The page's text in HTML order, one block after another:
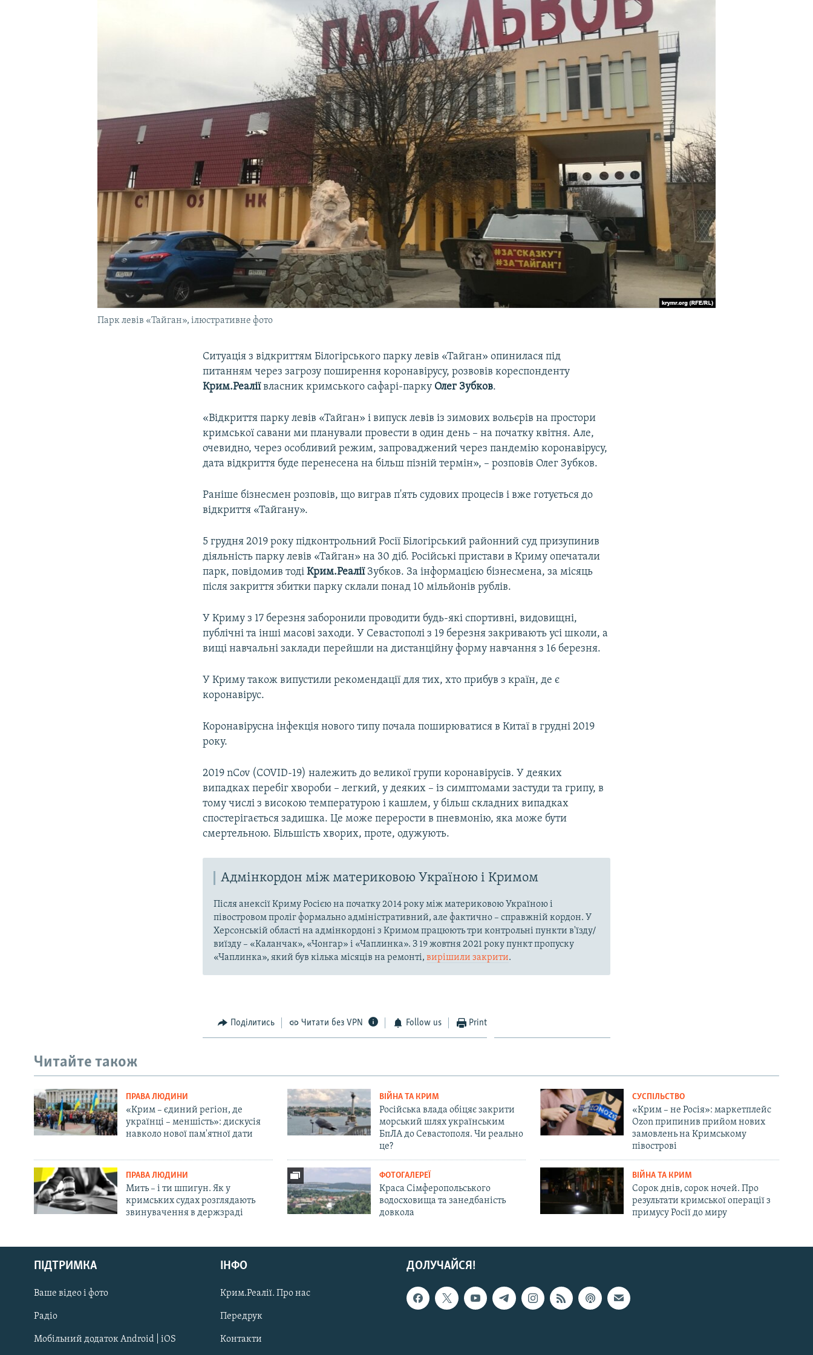
Русский
Qırımtatar
ДОЛУЧАЙСЯ!
Парк левів «Тайган», ілюстративне фото
Ситуація з відкриттям Білогірського парку левів «Тайган» опинилася під
питанням через загрозу поширення коронавірусу, розвовів кореспонденту
Крим.Реаліївласник кримського сафарі-парку Олег Зубков.
«Відкриття парку левів «Тайган» і випуск левів із зимових вольєрів на простори
кримської савани ми планували провести в один день – на початку квітня. Але,
очевидно, через особливий режим, запроваджений через пандемію коронавірусу,
дата відкриття буде перенесена на більш пізній термін», – розповів Олег Зубков.
Раніше бізнесмен розповів, що виграв п'ять судових процесів і вже готується до
відкриття «Тайгану».
5 грудня 2019 року підконтрольний Росії Білогірський районний суд призупинив
діяльність парку левів «Тайган» на 30 діб. Російські пристави в Криму опечатали
парк, повідомив тодіКрим.РеаліїЗубков. За інформацією бізнесмена, за місяць
після закриття збитки парку склали понад 10 мільйонів рублів.
У Криму з 17 березня заборонили проводити будь-які спортивні, видовищні,
публічні та інші масові заходи. У Севастополі з 19 березня закривають усі школи, а
вищі навчальні заклади перейшли на дистанційну форму навчання з 16 березня.
У Криму також випустили рекомендації для тих, хто прибув з країн, де є
коронавірус.
Коронавірусна інфекція нового типу почала поширюватися в Китаї в грудні 2019
року.
2019 nCov (COVID-19) належить до великої групи коронавірусів. У деяких
випадках перебіг хвороби – легкий, у деяких – із симптомами застуди та грипу, в
тому числі з високою температурою і кашлем, у більш складних випадках
спостерігається задишка. Це може перерости в пневмонію, яка може бути
смертельною. Більшість хворих, проте, одужують.
Адмінкордон між материковою Україною і Кримом
Після анексії Криму Росією на початку 2014 року між материковою Україною і
півостровом проліг формально адміністративний, але фактично – справжній кордон. У
Херсонській області на адмінкордоні з Кримом працюють три контрольні пункти в'їзду/
виїзду – «Каланчак», «Чонгар» і «Чаплинка». З 19 жовтня 2021 року пункт пропуску
«Чаплинка», який був кілька місяців на ремонті,вирішили закрити.
Поділитись Читати без VPN Follow us Print
Читайте також
ПРАВА ЛЮДИНИ
«Крим – єдиний регіон, де
українці – меншість»: дискусія
навколо нової пам'ятної дати
ВІЙНА ТА КРИМ
Російська влада обіцяє закрити
морський шлях українським
БпЛА до Севастополя. Чи реально
це?
СУСПІЛЬСТВО
«Крим – не Росія»: маркетплейс
Ozon припинив прийом нових
замовлень на Кримському
півострові
ПРАВА ЛЮДИНИ
Мить – і ти шпигун. Як у
кримських судах розглядають
звинувачення в держзраді
ФОТОГАЛЕРЕЇ
Краса Сімферопольського
водосховища та занедбаність
довкола
ВІЙНА ТА КРИМ
Сорок днів, сорок ночей. Про
результати кримської операції з
примусу Росії до миру
ДОЛУЧАЙСЯ!
ПІДТРИМКА
Ваше відео і фото
Радіо
Мобільний додаток Android | iOS
ІНФО
Крим.Реалії. Про нас
Передрук
Контакти